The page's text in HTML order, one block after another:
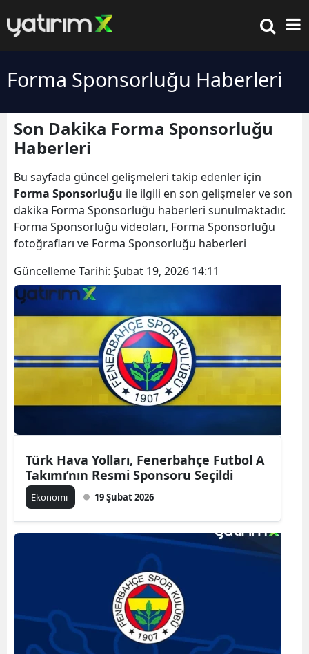
Forma Sponsorluğu Haberleri
Son Dakika Forma Sponsorluğu
Haberleri
Bu sayfada güncel gelişmeleri takip edenler için
Forma Sponsorluğu ile ilgili en son gelişmeler ve son
dakika Forma Sponsorluğu haberleri sunulmaktadır.
Forma Sponsorluğu videoları, Forma Sponsorluğu
fotoğrafları ve Forma Sponsorluğu haberleri
Güncelleme Tarihi: Şubat 19, 2026 14:11
Türk Hava Yolları, Fenerbahçe Futbol A
Takımı’nın Resmi Sponsoru Seçildi
Ekonomi 19 Şubat 2026